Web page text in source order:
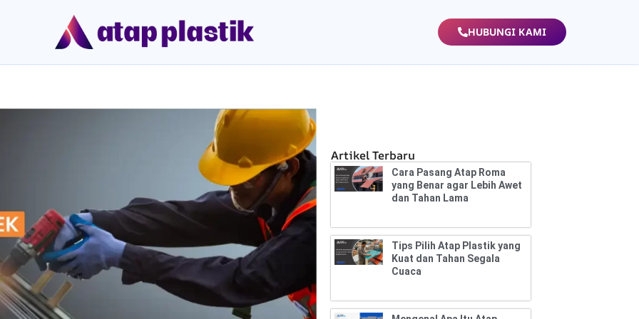
HUBUNGI KAMI
Artikel Terbaru
Cara Pasang Atap Roma
yang Benar agar Lebih Awet
dan Tahan Lama
Tips Pilih Atap Plastik yang
Kuat dan Tahan Segala
Cuaca